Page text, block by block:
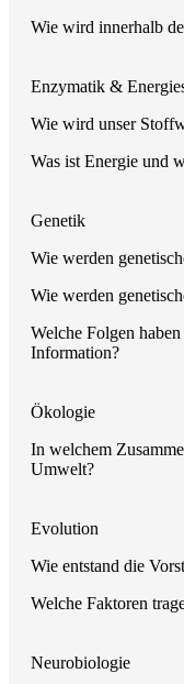
Wie wird innerhalb
Enzymatik &
Wie wird unser
Was ist Energie und
Genetik
Wie werden
Wie werden
Welche Folgen
Information?
Ökologie
In welchem
Umwelt?
Evolution
Wie entstand die
Welche Faktoren
Neurobiologie